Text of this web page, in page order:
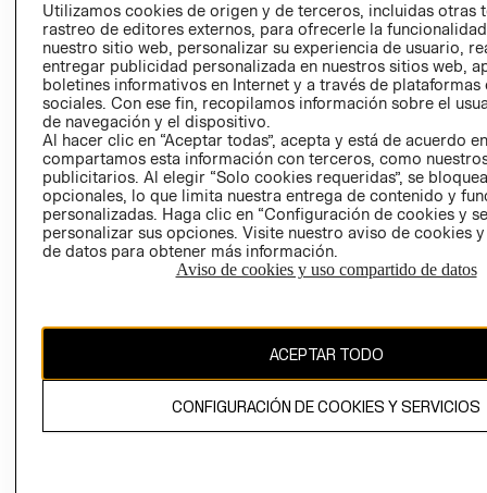
COOKIES
LIBRO DE
Ecuador ($)
CAMBIAR REGIÓN
El contenido de esta página web está protegido por copyright y es
Utilizamos cookies de origen y de terceros, incluidas otras
rastreo de editores externos, para ofrecerle la
nuestro sitio web, personalizar su experiencia de usuario,
entregar publicidad personalizada en nuestros sitios web,
boletines informativos en Internet y a través de plataformas
sociales. Con ese fin, recopilamos información sobre el
de navegación y el dispositivo.
Al hacer clic en “Aceptar todas”, acepta y está de acuerdo
compartamos esta información con terceros, como
publicitarios. Al elegir “Solo cookies requeridas”, se
opcionales, lo que limita nuestra entrega de contenido y
personalizadas. Haga clic en “Configuración de cookies y
personalizar sus opciones. Visite nuestro aviso de cookies
de datos para obtener más información.
Aviso de cookies y uso compartido de datos
ACEPTAR TODO
CONFIGURACIÓN DE COOKIES Y SERVICIOS